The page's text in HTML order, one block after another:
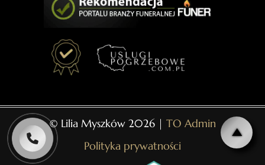
© Lilia Myszków 2026 | TO Admin
Polityka prywatności